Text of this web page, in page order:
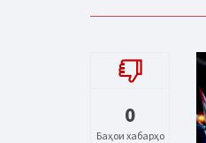
0
Баҳои хабарҳо